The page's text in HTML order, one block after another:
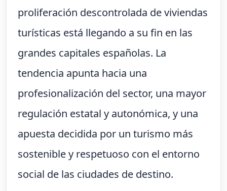
proliferación descontrolada de viviendas
turísticas está llegando a su fin en las
grandes capitales españolas. La
tendencia apunta hacia una
profesionalización del sector, una mayor
regulación estatal y autonómica, y una
apuesta decidida por un turismo más
sostenible y respetuoso con el entorno
social de las ciudades de destino.